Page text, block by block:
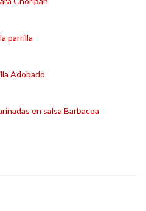
parrilla
Adobado
en salsa Barbacoa